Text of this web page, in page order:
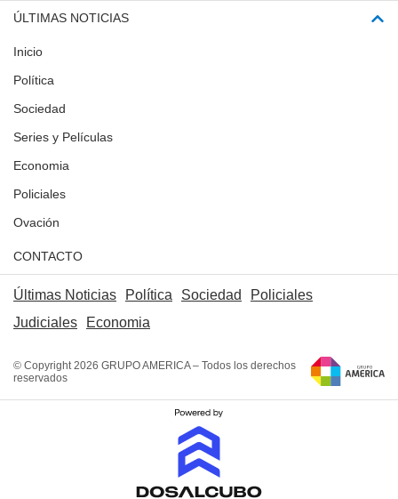
ÚLTIMAS NOTICIAS
Inicio
Política
Sociedad
Series y Películas
Economia
Policiales
Ovación
CONTACTO
Últimas Noticias Política Sociedad
Policiales
Judiciales
Economia
© Copyright 2026 GRUPO AMERICA – Todos los derechos
reservados